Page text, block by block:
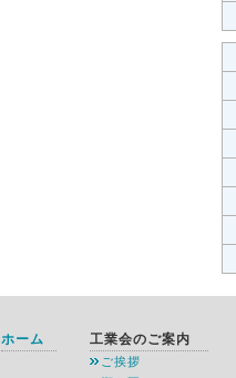
ホーム 工業会のご案内
ご挨拶